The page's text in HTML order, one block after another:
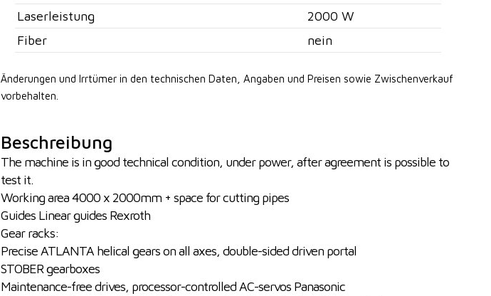
Laserleistung
2000 W
Fiber
nein
Änderungen und Irrtümer in den technischen Daten, Angaben und Preisen sowie Zwischenverkauf
vorbehalten.
Beschreibung
The machine is in good technical condition, under power, after agreement is possible to
test it.
Working area 4000 x 2000mm + space for cutting pipes
Guides Linear guides Rexroth
Gear racks:
Precise ATLANTA helical gears on all axes, double-sided driven portal
STOBER gearboxes
Maintenance-free drives, processor-controlled AC-servos Panasonic